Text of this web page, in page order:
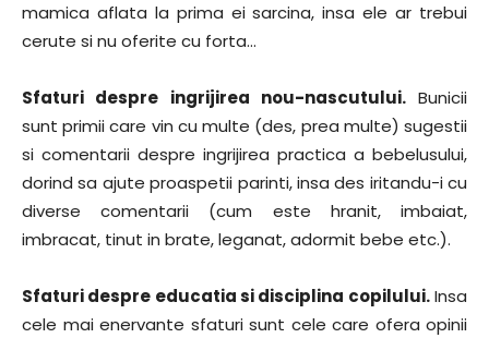
mamica aflata la prima ei sarcina, insa ele ar trebui
cerute si nu oferite cu forta…
Sfaturi despre ingrijirea nou-nascutului.Bunicii
sunt primii care vin cu multe (des, prea multe) sugestii
si comentarii despre ingrijirea practica a bebelusului,
dorind sa ajute proaspetii parinti, insa des iritandu-i cu
diverse comentarii (cum este hranit, imbaiat,
imbracat, tinut in brate, leganat, adormit bebe etc.).
Sfaturi despre educatia si disciplina copilului.Insa
cele mai enervante sfaturi sunt cele care ofera opinii